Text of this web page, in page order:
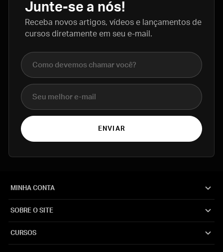
Junte-se a nós!
Receba novos artigos, vídeos e lançamentos de
cursos diretamente em seu e-mail.
Nome completo
E-mail
ENVIAR
MINHA CONTA
SOBRE O SITE
CURSOS